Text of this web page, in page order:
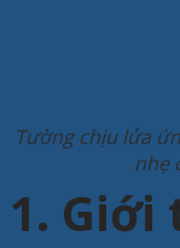
Tường chịu lửa
nhẹ
1.